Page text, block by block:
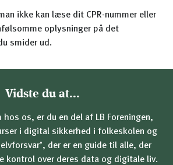
ikke kan læse dit CPR-nummer eller
oplysninger på det
smider ud.
Vidste du at...
hos os, er du en del af LB Foreningen,
i digital sikkerhed i folkeskolen og
der er en guide til alle, der
kontrol over deres data og digitale liv.